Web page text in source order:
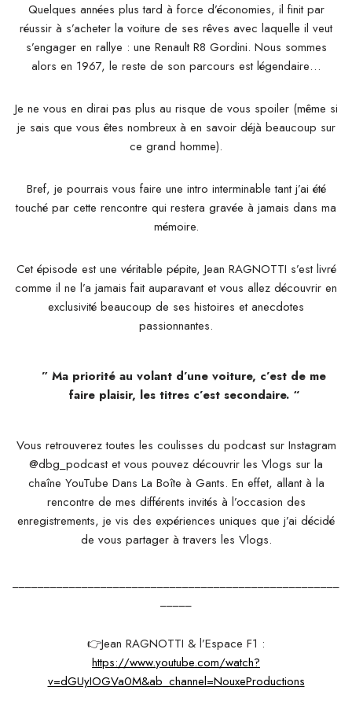
Quelques années plus tard à force d’économies, il finit par
réussir à s’acheter la voiture de ses rêves avec laquelle il veut
s’engager en rallye : une Renault R8 Gordini. Nous sommes
alors en 1967, le reste de son parcours est légendaire…
Je ne vous en dirai pas plus au risque de vous spoiler (même si
je sais que vous êtes nombreux à en savoir déjà beaucoup sur
ce grand homme).
Bref, je pourrais vous faire une intro interminable tant j’ai été
touché par cette rencontre qui restera gravée à jamais dans ma
mémoire.
Cet épisode est une véritable pépite, Jean RAGNOTTI s’est livré
comme il ne l’a jamais fait auparavant et vous allez découvrir en
exclusivité beaucoup de ses histoires et anecdotes
passionnantes.
” Ma priorité au volant d’une voiture, c’est de me
faire plaisir, les titres c’est secondaire. “
Vous retrouverez toutes les coulisses du podcast sur Instagram
@dbg_podcast et vous pouvez découvrir les Vlogs sur la
chaîne YouTube Dans La Boîte à Gants. En effet, allant à la
rencontre de mes différents invités à l’occasion des
enregistrements, je vis des expériences uniques que j’ai décidé
de vous partager à travers les Vlogs.
👉Jean RAGNOTTI & l’Espace F1 :
https://www.youtube.com/watch?
v=dGUyIOGVa0M&ab_channel=NouxeProductions